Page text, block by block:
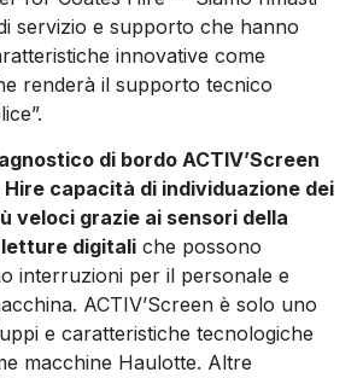
servizio e supporto che hanno
innovative come
renderà il supporto tecnico
di bordo ACTIV’Screen
capacità di individuazione dei
veloci grazie ai sensori della
digitali che possono
interruzioni per il personale e
ACTIV’Screen è solo uno
e caratteristiche tecnologiche
macchine Haulotte. Altre